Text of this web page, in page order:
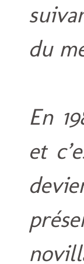
du
En
et